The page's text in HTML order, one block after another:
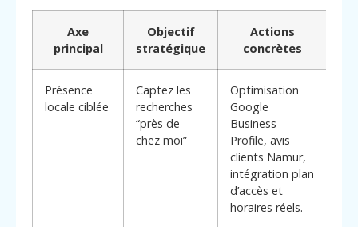
Appelez
Axe
principal
Objectif
stratégique
Actions
concrètes
Présence
locale ciblée
Captez les
recherches
“près de
chez moi”
Optimisation
Google
Business
Profile, avis
clients Namur,
intégration plan
d’accès et
horaires réels.